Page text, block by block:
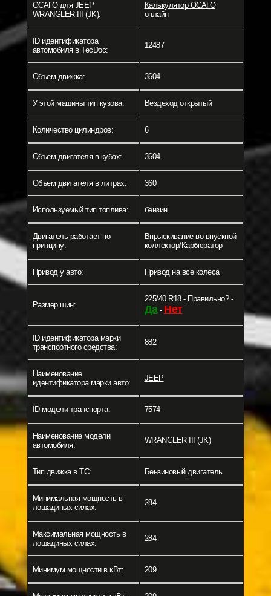
ОСАГО для JEEP
WRANGLER III (JK):
Калькулятор ОСАГО
онлайн
ID идентификатора
автомобиля в TecDoc:
12487
Объем движка: 3604
У этой машины тип кузова: Вездеход открытый
Количество цилиндров: 6
Объем двигателя в кубах: 3604
Объем двигателя в литрах: 360
Используемый тип топлива: бензин
Двигатель работает по
принципу:
Впрыскивание во впускной
коллектор/Карбюратор
Привод у авто: Привод на все колеса
Размер шин:
225/40 R18 - Правильно? -
Да- Нет
ID идентификатора марки
транспортного средства:
882
Наименование
идентификатора марки авто:
JEEP
ID модели транспорта: 7574
Наименование модели
автомобиля:
WRANGLER III (JK)
Тип движка в ТС: Бензиновый двигатель
Минимальная мощность в
лошадиных силах:
284
Максимальная мощность в
лошадиных силах:
284
Минимум мощности в кВт: 209